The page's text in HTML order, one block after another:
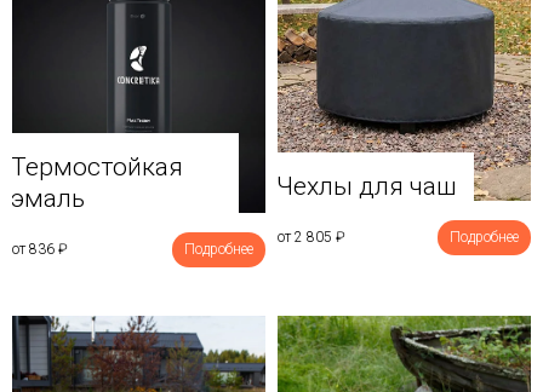
Термостойкая
эмаль
от 836 ₽ Подробнее
Чехлы для чаш
от 2 805 ₽ Подробнее